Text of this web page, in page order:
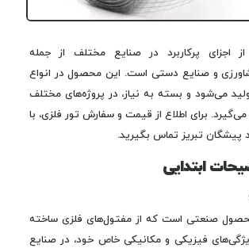
اجزای پرکاربرد در صنایع مختلف از جمله
و صنایع دستی است. این محصول در انواع
می‌شود و بسته به نیاز، در پروژه‌های مختلف
می‌گیرد. برای اطلاع از قیمت و سفارش تور فلزی، با
تبریز تماس بگیرید.
ابتدایی
صنعتی است که از مفتول‌های فلزی ساخته
فیزیکی و مکانیکی خاص خود، در صنایع